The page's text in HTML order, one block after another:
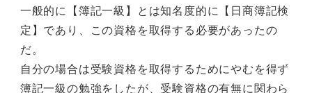
一般的に【簿記一級】とは知名度的に【日商簿記検
定】であり、この資格を取得する必要があったの
だ。
自分の場合は受験資格を取得するためにやむを得ず
簿記一級の勉強をしたが、受験資格の有無に関わら